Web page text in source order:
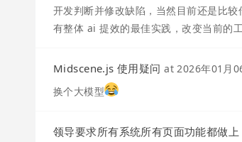
开发判断并修改缺陷，当然目前还是比
有整体 ai 提效的最佳实践，改变当前的工
Midscene.js 使用疑问 at2026年01月
换个大模型
领导要求所有系统所有页面功能都做